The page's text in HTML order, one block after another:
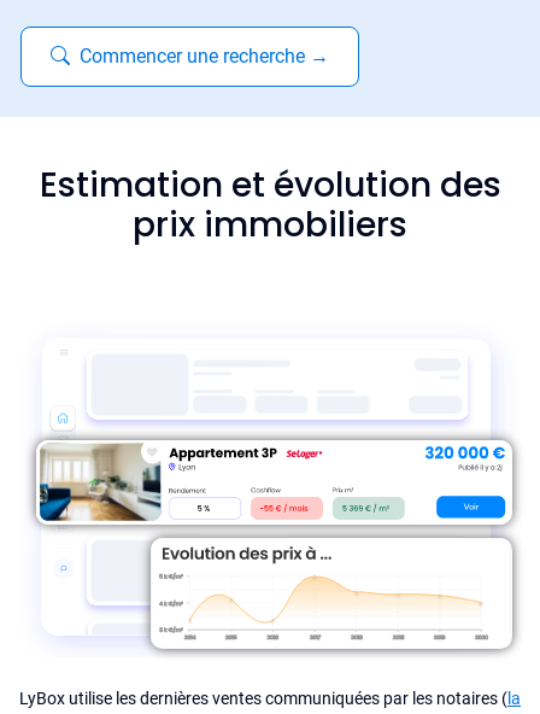
Commencer une recherche →
Estimation et évolution des
prix immobiliers
LyBox utilise les dernières ventes communiquées par les notaires (la